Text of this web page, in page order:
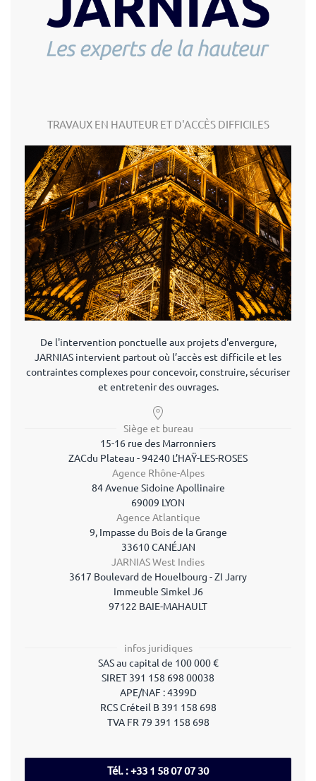
TRAVAUX EN HAUTEUR ET D'ACCÈS DIFFICILES
De l'intervention ponctuelle aux projets d'envergure,
JARNIAS intervient partout où l’accès est difficile et les
contraintes complexes pour concevoir, construire, sécuriser
et entretenir des ouvrages.
Siège et bureau
15-16 rue des Marronniers
ZACdu Plateau - 94240 L’HAŸ-LES-ROSES
Agence Rhône-Alpes
84 Avenue Sidoine Apollinaire
69009 LYON
Agence Atlantique
9, Impasse du Bois de la Grange
33610 CANÉJAN
JARNIAS West Indies
3617 Boulevard de Houelbourg - ZI Jarry
Immeuble Simkel J6
97122 BAIE-MAHAULT
infos juridiques
SAS au capital de 100 000 €
SIRET 391 158 698 00038
APE/NAF : 4399D
RCS Créteil B 391 158 698
TVA FR 79 391 158 698
Tél. : +33 1 58 07 07 30